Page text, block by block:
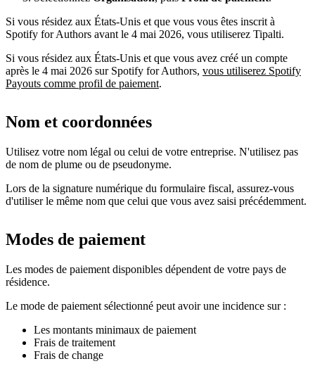
Si vous résidez aux États-Unis et que vous vous êtes inscrit à
Spotify for Authors avant le 4 mai 2026, vous utiliserez Tipalti.
Si vous résidez aux États-Unis et que vous avez créé un compte
après le 4 mai 2026 sur Spotify for Authors, vous utiliserez Spotify
Payouts comme profil de paiement.
Nom et coordonnées
Utilisez votre nom légal ou celui de votre entreprise. N'utilisez pas
de nom de plume ou de pseudonyme.
Lors de la signature numérique du formulaire fiscal, assurez-vous
d'utiliser le même nom que celui que vous avez saisi précédemment.
Modes de paiement
Les modes de paiement disponibles dépendent de votre pays de
résidence.
Le mode de paiement sélectionné peut avoir une incidence sur :
Les montants minimaux de paiement
Frais de traitement
Frais de change